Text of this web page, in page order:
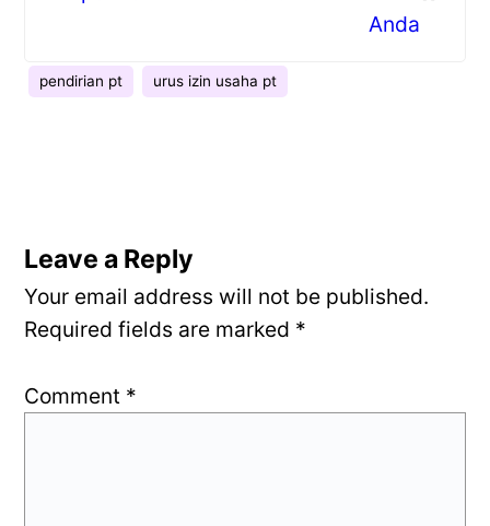
Anda
pendirian pt urus izin usaha pt
Leave a Reply
Your email address will not be published.
Required fields are marked *
Comment *